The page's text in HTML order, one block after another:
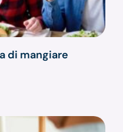
di mangiare